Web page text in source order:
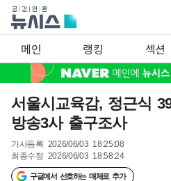
메인 랭킹 섹션
서울시교육감, 정근식
방송3사 출구조사
기사등록 2026/06/03 18:25:08
최종수정 2026/06/03 18:58:24
구글에서 선호하는 매체로 추가